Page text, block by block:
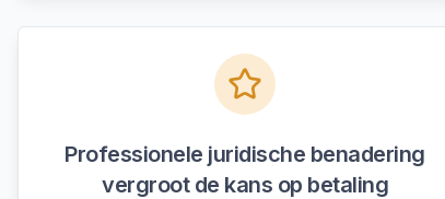
Professionele juridische benadering
vergroot de kans op betaling